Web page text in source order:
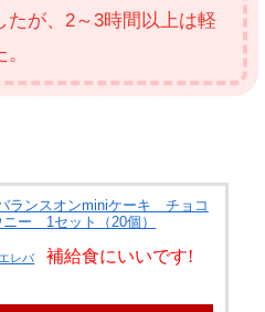
が、2～3時間以上は軽
ランスオンminiケーキ チョコ
ニー 1セット（20個）
レバ 補給食にいいです!